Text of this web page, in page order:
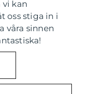
vi kan
oss stiga in i
våra sinnen